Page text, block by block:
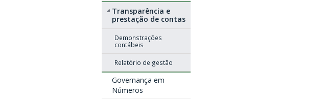
Transparência e
prestação de contas
Demonstrações
contábeis
Relatório de gestão
Governança em
Números